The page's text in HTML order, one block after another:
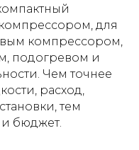
для
компрессором,
подогревом и
Чем точнее
расход,
тем
бюджет.